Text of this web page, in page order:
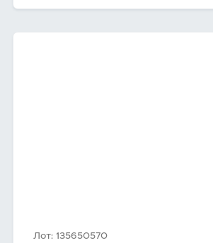
Лот: 135650570